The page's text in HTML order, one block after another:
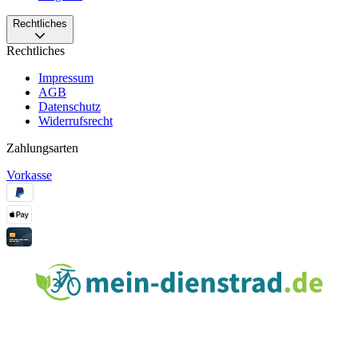
Rechtliches
Rechtliches
Impressum
AGB
Datenschutz
Widerrufsrecht
Zahlungsarten
Vorkasse